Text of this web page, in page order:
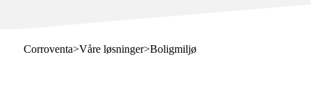
Corroventa>Våre løsninger>Boligmiljø